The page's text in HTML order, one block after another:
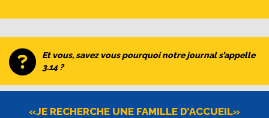
Et vous, savez vous pourquoi notre journal s’appelle
3.14 ?
«JE RECHERCHE UNE FAMILLE D’ACCUEIL»